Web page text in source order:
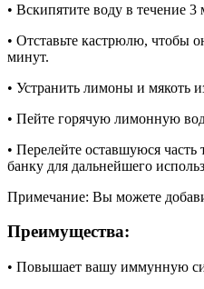
• Вскипятите воду в течение 3
• Отставьте кастрюлю, чтобы
минут.
• Устранить лимоны и мякоть
• Пейте горячую лимонную
• Перелейте оставшуюся
банку для дальнейшего
Примечание: Вы можете
Преимущества:
• Повышает вашу иммунную